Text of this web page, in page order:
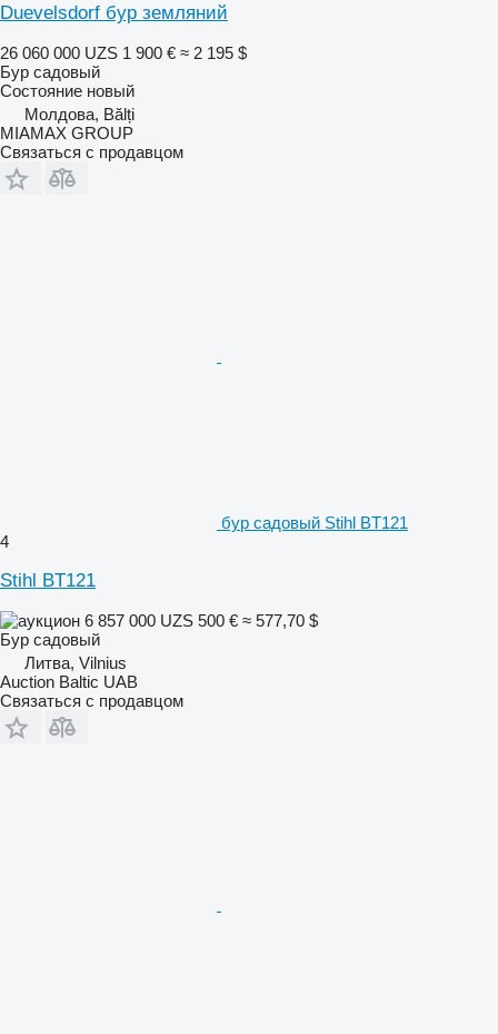
Duevelsdorf бур земляний
26 060 000 UZS 1 900 € ≈ 2 195 $
Бур садовый
Состояние новый
Молдова, Bălți
MIAMAX GROUP
Связаться с продавцом
бур садовый Stihl BT121
4
Stihl BT121
6 857 000 UZS 500 € ≈ 577,70 $
Бур садовый
Литва, Vilnius
Auction Baltic UAB
Связаться с продавцом